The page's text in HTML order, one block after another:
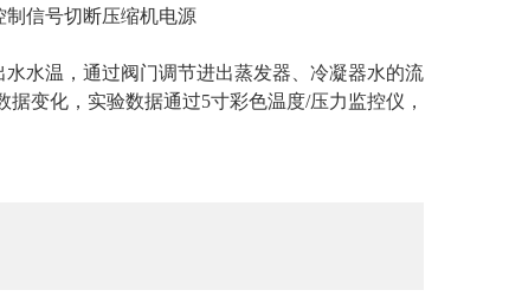
信号切断压缩机电源
水温，通过阀门调节进出蒸发器、冷凝器水的流
变化，实验数据通过5寸彩色温度/压力监控仪，